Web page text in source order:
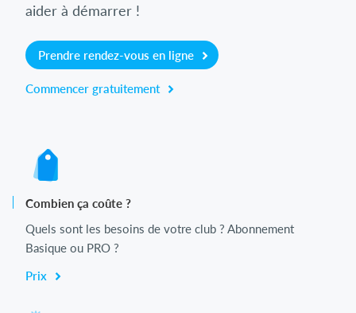
aider à démarrer !
Prendre rendez-vous en ligne
Commencer gratuitement
Combien ça coûte ?
Quels sont les besoins de votre club ? Abonnement
Basique ou PRO ?
Prix